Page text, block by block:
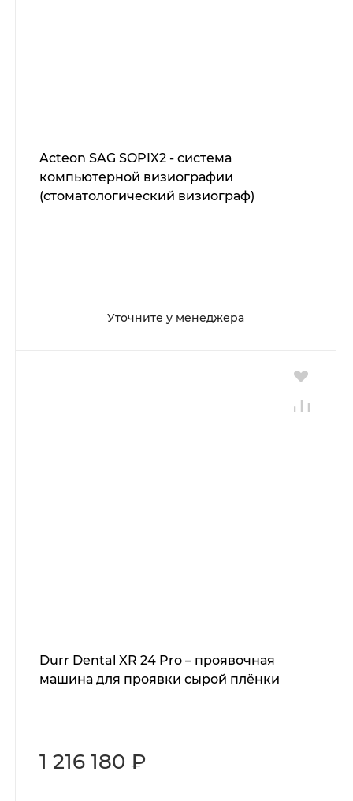
Acteon SAG SOPIX2 - система
компьютерной визиографии
(стоматологический визиограф)
Уточните у менеджера
Durr Dental XR 24 Pro – проявочная
машина для проявки сырой плёнки
1 216 180 ₽